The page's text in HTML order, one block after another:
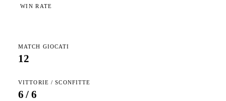
WIN RATE
MATCH GIOCATI
12
VITTORIE / SCONFITTE
6 / 6